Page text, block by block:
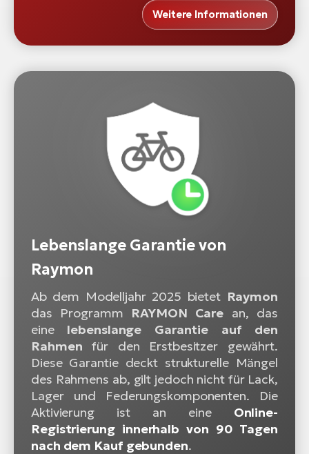
Weitere Informationen
Lebenslange Garantie von
Raymon
Ab dem Modelljahr 2025 bietet Raymon
das Programm RAYMON Care an, das
einelebenslange Garantie auf den
Rahmen für den Erstbesitzer gewährt.
Diese Garantie deckt strukturelle Mängel
des Rahmens ab, gilt jedoch nicht für Lack,
Lager und Federungskomponenten. Die
Aktivierung ist an eine Online-
Registrierung innerhalb von 90 Tagen
nach dem Kauf gebunden.